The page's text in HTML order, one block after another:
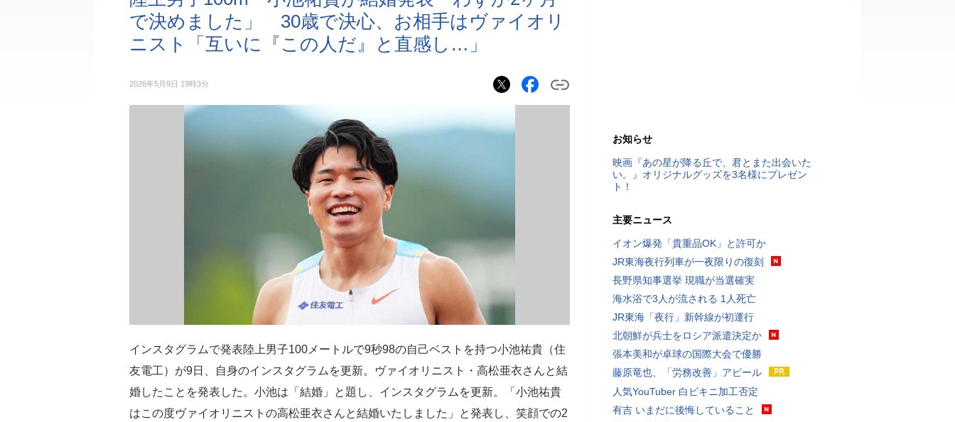
で決めました」 30歳で決心、お相手はヴァイオリ
ニスト「互いに『この人だ』と直感し…」
2026年5月9日 19時3分
インスタグラムで発表陸上男子100メートルで9秒98の自己ベストを持つ小池祐貴（住
友電工）が9日、自身のインスタグラムを更新。ヴァイオリニスト・高松亜衣さんと結
婚したことを発表した。小池は「結婚」と題し、インスタグラムを更新。「小池祐貴
はこの度ヴァイオリニストの高松亜衣さんと結婚いたしました」と発表し、笑顔での2
お知らせ
映画『あの星が降る丘で、君とまた出会いた
い。』オリジナルグッズを3名様にプレゼン
ト！
主要ニュース
イオン爆発「貴重品OK」と許可か
JR東海夜行列車が一夜限りの復刻
長野県知事選挙 現職が当選確実
海水浴で3人が流される 1人死亡
JR東海「夜行」新幹線が初運行
北朝鮮が兵士をロシア派遣決定か
張本美和が卓球の国際大会で優勝
藤原竜也、「労務改善」アピール
人気YouTuber 白ビキニ加工否定
有吉 いまだに後悔していること